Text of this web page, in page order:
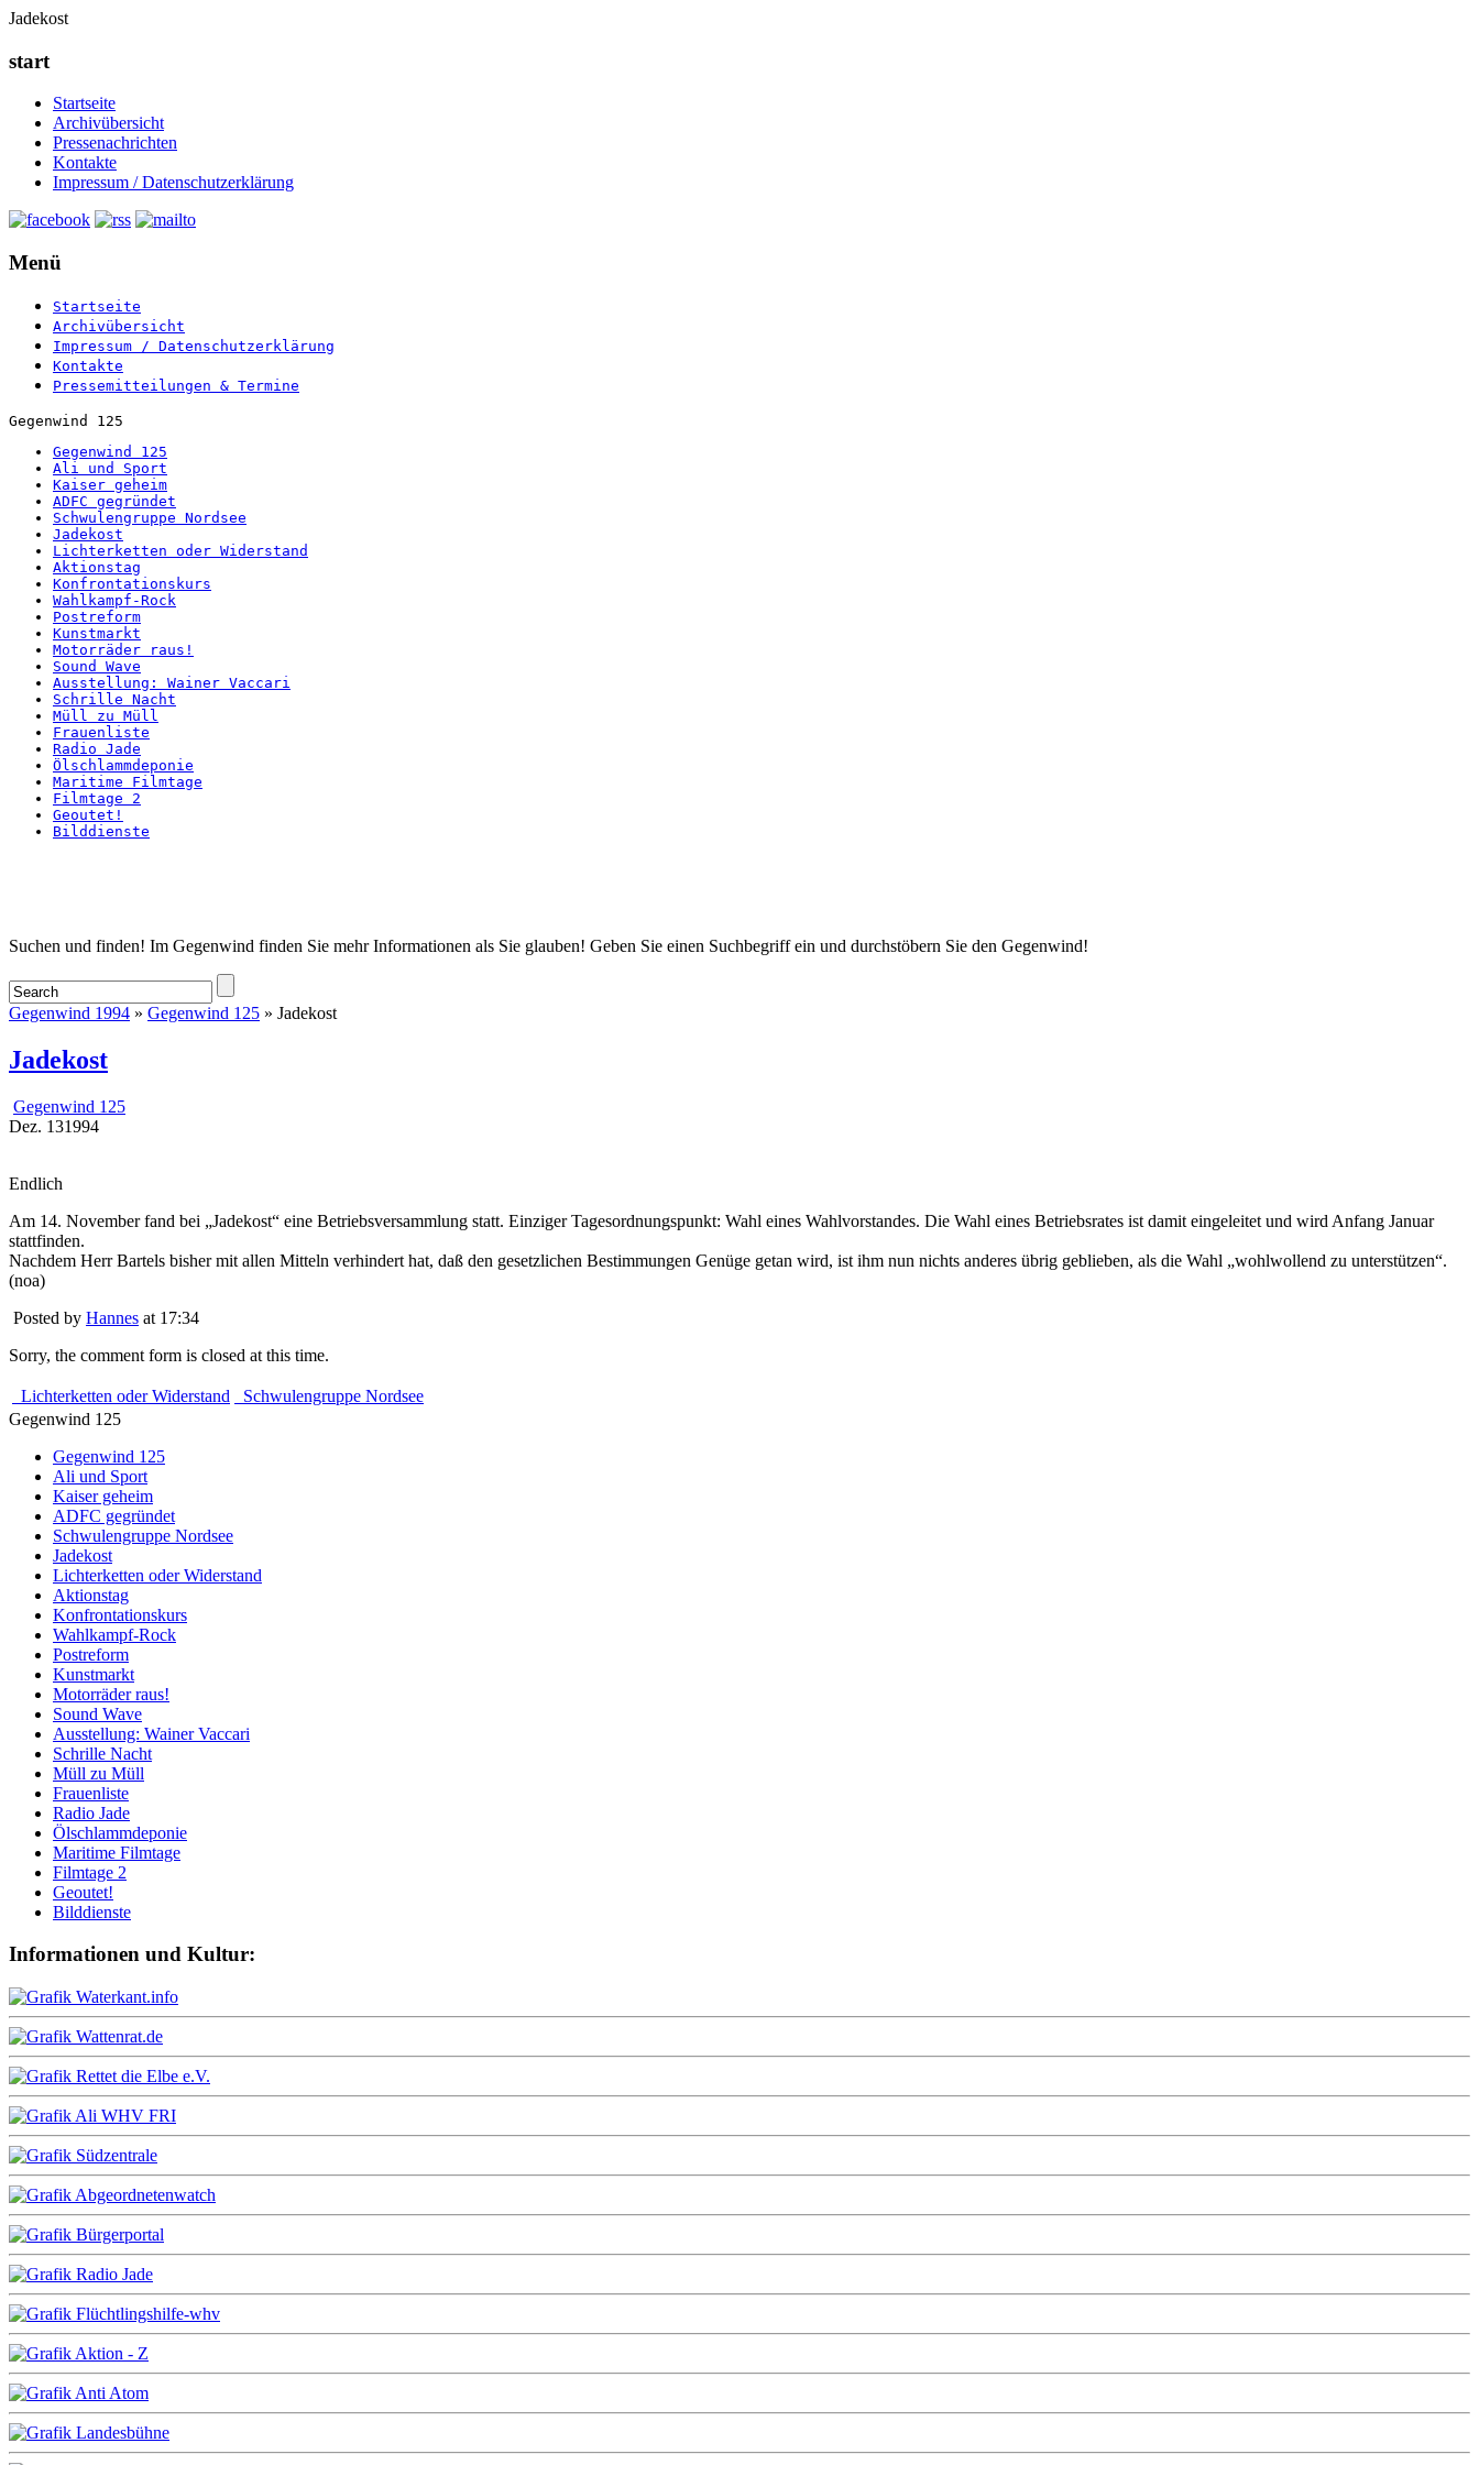
Jadekost
start
Startseite
Archivübersicht
Pressenachrichten
Kontakte
Impressum / Datenschutzerklärung
Menü
Startseite
Archivübersicht
Impressum / Datenschutzerklärung
Kontakte
Pressemitteilungen & Termine
Gegenwind 125
Gegenwind 125
Ali und Sport
Kaiser geheim
ADFC gegründet
Schwulengruppe Nordsee
Jadekost
Lichterketten oder Widerstand
Aktionstag
Konfrontationskurs
Wahlkampf-Rock
Postreform
Kunstmarkt
Motorräder raus!
Sound Wave
Ausstellung: Wainer Vaccari
Schrille Nacht
Müll zu Müll
Frauenliste
Radio Jade
Ölschlammdeponie
Maritime Filmtage
Filmtage 2
Geoutet!
Bilddienste
Startseite
Suchen und finden! Im Gegenwind finden Sie mehr Informationen als Sie glauben! Geben Sie einen Suchbegriff ein und durchstöbern Sie den Gegenwind!
Gegenwind 1994 » Gegenwind 125 » Jadekost
Jadekost
Gegenwind 125
Dez. 131994
Endlich
Am 14. November fand bei „Jadekost“ eine Betriebsversammlung statt. Einziger Tagesordnungspunkt: Wahl eines Wahlvorstandes. Die Wahl eines Betriebsrates ist damit eingeleitet und wird Anfang Januar
stattfinden.
Nachdem Herr Bartels bisher mit allen Mitteln verhindert hat, daß den gesetzlichen Bestimmungen Genüge getan wird, ist ihm nun nichts anderes übrig geblieben, als die Wahl „wohlwollend zu unterstützen“.
(noa)
Posted by Hannes at 17:34
Sorry, the comment form is closed at this time.
Lichterketten oder Widerstand
Schwulengruppe Nordsee
Gegenwind 125
Gegenwind 125
Ali und Sport
Kaiser geheim
ADFC gegründet
Schwulengruppe Nordsee
Jadekost
Lichterketten oder Widerstand
Aktionstag
Konfrontationskurs
Wahlkampf-Rock
Postreform
Kunstmarkt
Motorräder raus!
Sound Wave
Ausstellung: Wainer Vaccari
Schrille Nacht
Müll zu Müll
Frauenliste
Radio Jade
Ölschlammdeponie
Maritime Filmtage
Filmtage 2
Geoutet!
Bilddienste
Informationen und Kultur: